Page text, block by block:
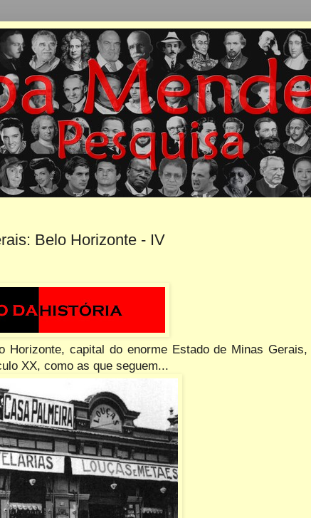
Belo Horizonte - IV
capital do enorme Estado de Minas Gerais,
XX, como as que seguem...